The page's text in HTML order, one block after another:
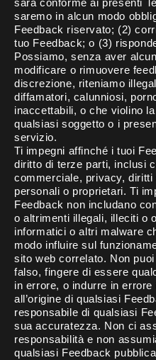
sarà conforme ai presenti
saremo in alcun modo
Feedback riservato; (2)
tuo Feedback; o (3)
Possiamo, senza aver
modificare o rimuovere
discrezione, riteniamo
diffamatori, calunniosi,
inaccettabili, o che violino
qualsiasi soggetto o i
servizio.
Ti impegni affinché i tuoi
diritto di terze parti, inclusi
commerciale, privacy,
personali o proprietari. Ti
Feedback non includano
o altrimenti illegali, illeciti o
informatici o altri malware
modo influire sul
sito web correlato. Non
falso, fingere di essere
in errore, o indurre in
all’origine di qualsiasi
responsabile di qualsiasi
sua accuratezza. Non ci
responsabilità e non
qualsiasi Feedback